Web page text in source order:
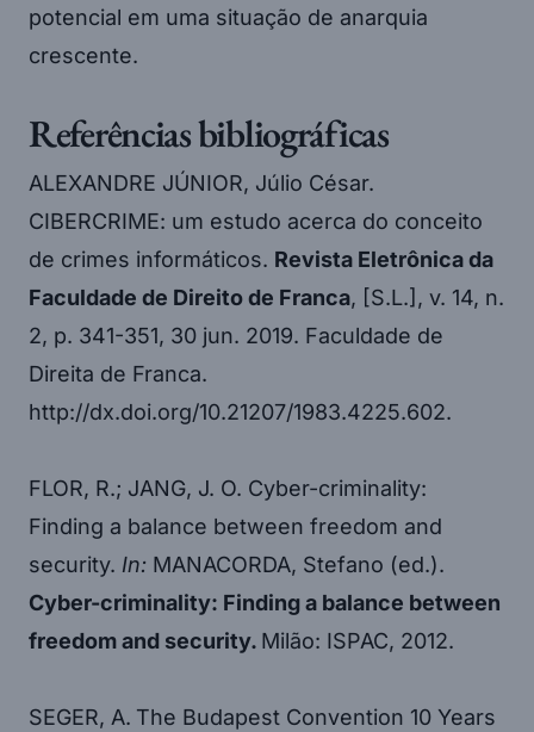
potencial em uma situação de anarquia
crescente.
Referências bibliográficas
ALEXANDRE JÚNIOR, Júlio César.
CIBERCRIME: um estudo acerca do conceito
de crimes informáticos. Revista Eletrônica da
Faculdade de Direito de Franca, [S.L.], v. 14, n.
2, p. 341-351, 30 jun. 2019. Faculdade de
Direita de Franca.
http://dx.doi.org/10.21207/1983.4225.602.
FLOR, R.; JANG, J. O. Cyber-criminality:
Finding a balance between freedom and
security. In: MANACORDA, Stefano (ed.).
Cyber-criminality: Finding a balance between
freedom and security. Milão: ISPAC, 2012.
SEGER, A. The Budapest Convention 10 Years